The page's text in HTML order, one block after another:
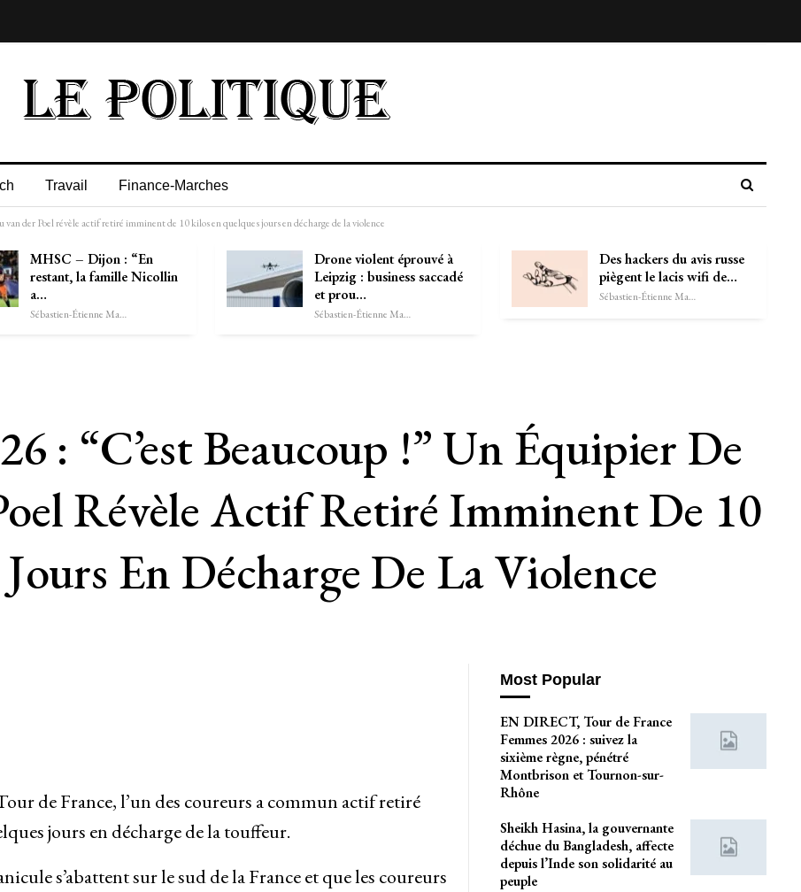
Travail Finance-Marches
der Poel révèle actif retiré imminent de 10 kilos en quelques jours en décharge de la violence
MHSC – Dijon : “En
restant, la famille Nicollin
a…
Sébastien-Étienne Marechal
Drone violent éprouvé à
Leipzig : business saccadé
et prou…
Sébastien-Étienne Marechal
Des hackers du avis russe
piègent le lacis wifi de…
Sébastien-Étienne Marechal
: “C’est Beaucoup !” Un Équipier De
Révèle Actif Retiré Imminent De 10
En Décharge De La Violence
de France, l’un des coureurs a commun actif retiré
jours en décharge de la touffeur.
s’abattent sur le sud de la France et que les coureurs
Most Popular
EN DIRECT, Tour de France
Femmes 2026 : suivez la
sixième règne, pénétré
Montbrison et Tournon-sur-
Rhône
Sheikh Hasina, la gouvernante
déchue du Bangladesh, affecte
depuis l’Inde son solidarité au
peuple